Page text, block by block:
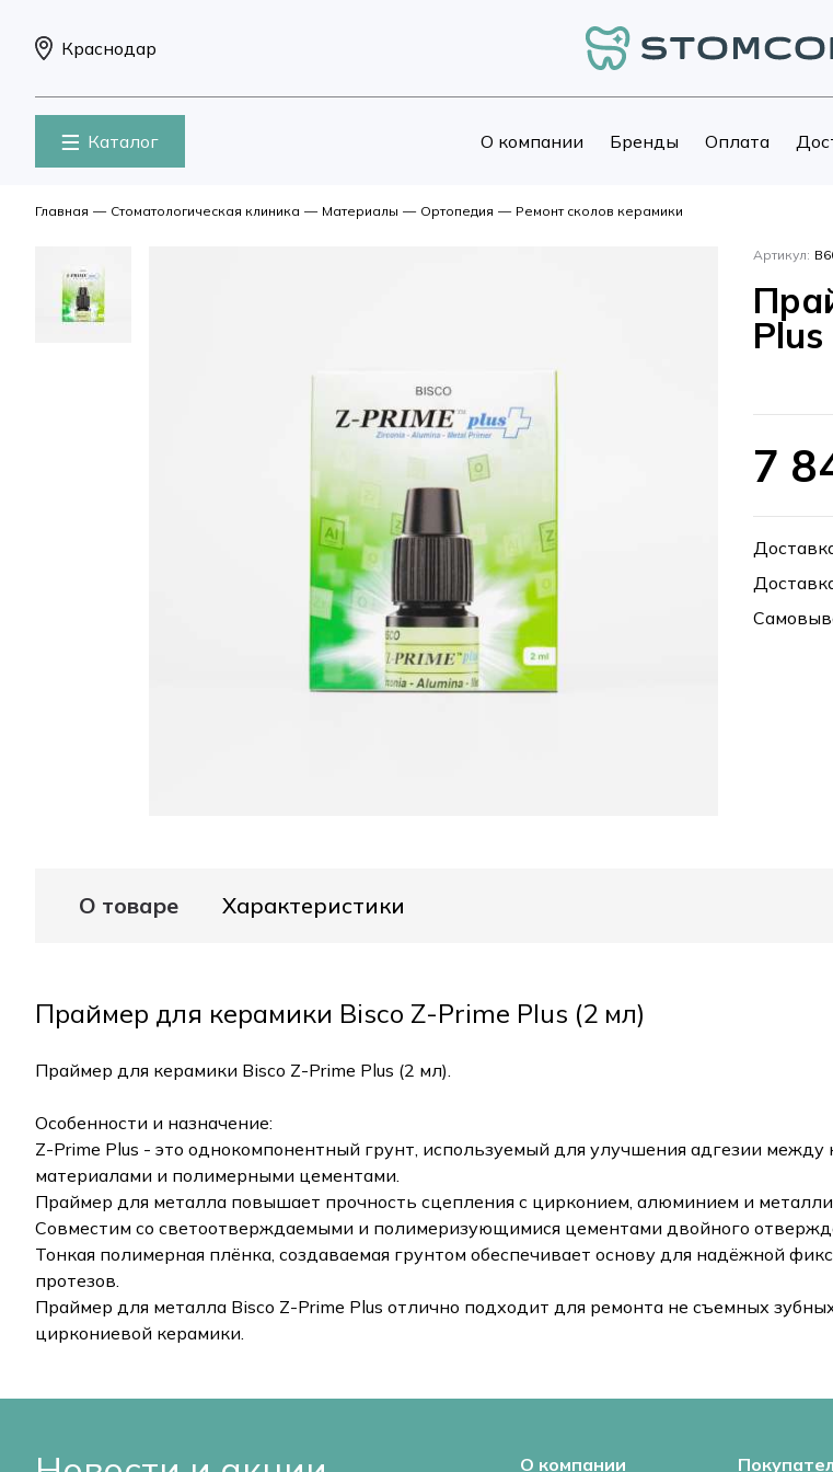
Краснодар
Каталог О компании Бренды Оплата
Главная — Стоматологическая клиника — Материалы — Ортопедия — Ремонт сколов керамики
Артикул:
7
О товаре Характеристики
Праймер для керамики Bisco Z-Prime Plus (2 мл)
Праймер для керамики Bisco Z-Prime Plus (2 мл).
Особенности и назначение:
Z-Prime Plus - это однокомпонентный грунт, используемый для улучшения адгезии
материалами и полимерными цементами.
Праймер для металла повышает прочность сцепления с цирконием, алюминием и
Совместим со светоотверждаемыми и полимеризующимися цементами двойного
Тонкая полимерная плёнка, создаваемая грунтом обеспечивает основу для надёжной
протезов.
Праймер для металла Bisco Z-Prime Plus отлично подходит для ремонта не съемных
циркониевой керамики.
О компании